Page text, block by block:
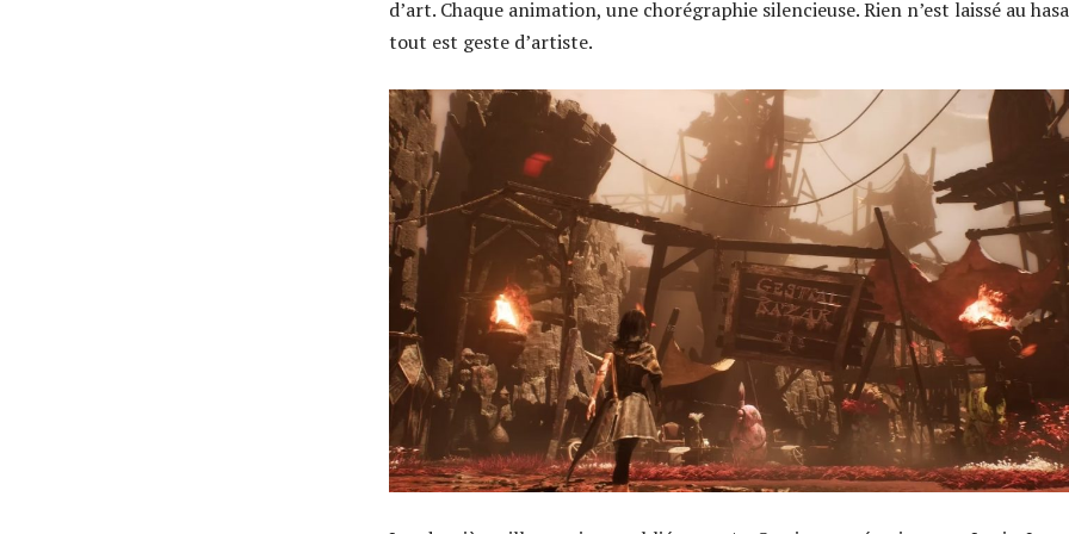
d’art. Chaque animation, une chorégraphie silencieuse. Rien n’est laissé au
tout est geste d’artiste.